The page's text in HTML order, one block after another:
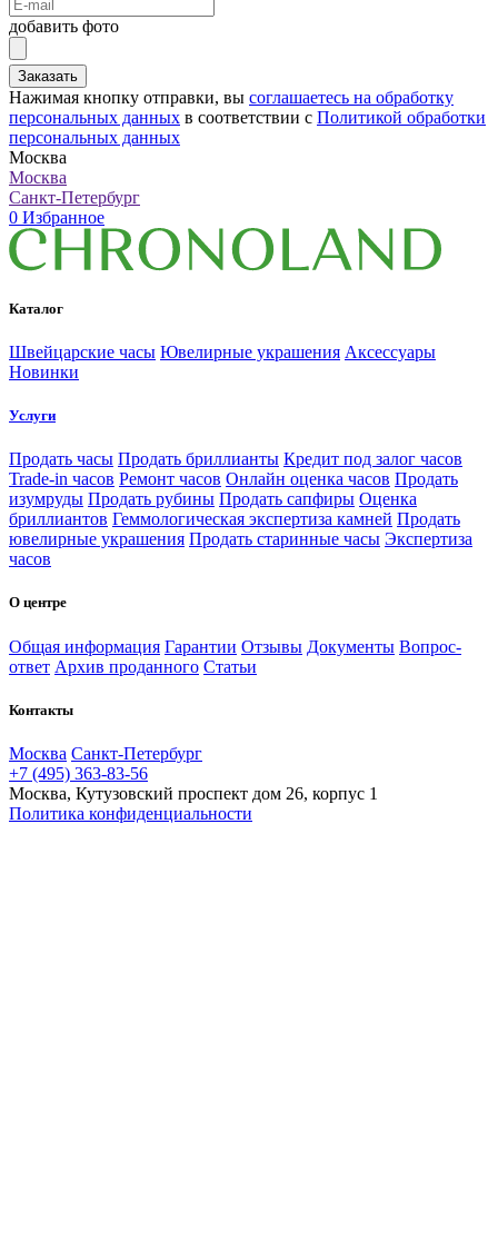
добавить фото
Заказать
Нажимая кнопку отправки, вы соглашаетесь на обработку
персональных данных в соответствии с Политикой обработки
персональных данных
Москва
Москва
Санкт-Петербург
0 Избранное
Каталог
Швейцарские часы Ювелирные украшения Аксессуары
Новинки
Услуги
Продать часы Продать бриллианты Кредит под залог часов
Trade-in часов Ремонт часов Онлайн оценка часов Продать
изумруды Продать рубины Продать сапфиры Оценка
бриллиантов Геммологическая экспертиза камней Продать
ювелирные украшения Продать старинные часы Экспертиза
часов
О центре
Общая информация Гарантии Отзывы Документы Вопрос-
ответ Архив проданного Статьи
Контакты
Москва Санкт-Петербург
+7 (495) 363-83-56
Москва, Кутузовский проспект дом 26, корпус 1
Политика конфиденциальности